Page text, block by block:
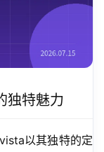
独特魅力
以其独特的定